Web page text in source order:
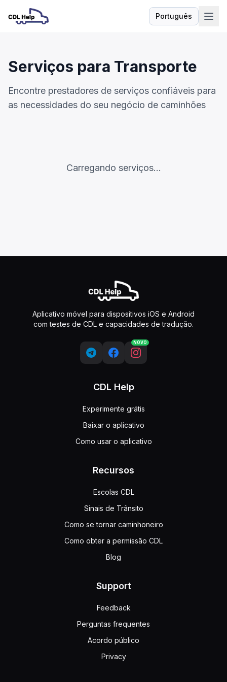
Português
Idioma
Serviços para Transporte
Encontre prestadores de serviços confiáveis para
as necessidades do seu negócio de caminhões
Carregando serviços...
Aplicativo móvel para dispositivos iOS e Android
com testes de CDL e capacidades de tradução.
NOVO
CDL Help
Experimente grátis
Baixar o aplicativo
Como usar o aplicativo
Recursos
Escolas CDL
Sinais de Trânsito
Como se tornar caminhoneiro
Como obter a permissão CDL
Blog
Support
Feedback
Perguntas frequentes
Acordo público
Privacy